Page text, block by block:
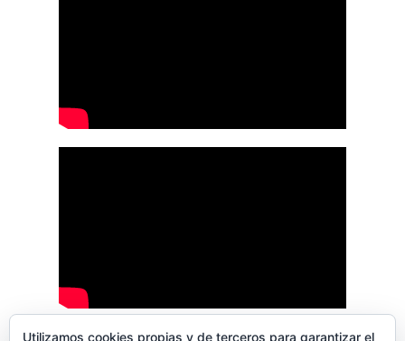
Utilizamos cookies propias y de terceros para garantizar el